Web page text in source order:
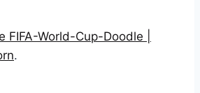
FIFA-World-Cup-Doodle |
.